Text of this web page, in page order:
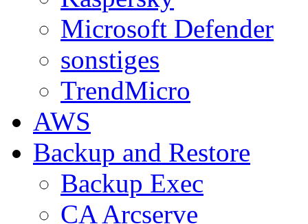
Microsoft Defender
sonstiges
TrendMicro
AWS
Backup and Restore
Backup Exec
CA Arcserve